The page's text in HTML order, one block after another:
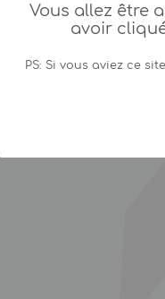
Vous allez être
avoir
PS: Si vous aviez ce